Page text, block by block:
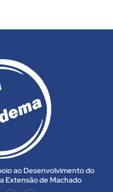
ao Desenvolvimento do
Extensão de Machado